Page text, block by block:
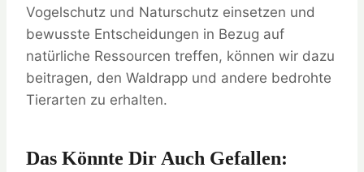
Vogelschutz und Naturschutz einsetzen und
bewusste Entscheidungen in Bezug auf
natürliche Ressourcen treffen, können wir dazu
beitragen, den Waldrapp und andere bedrohte
Tierarten zu erhalten.
Das Könnte Dir Auch Gefallen: